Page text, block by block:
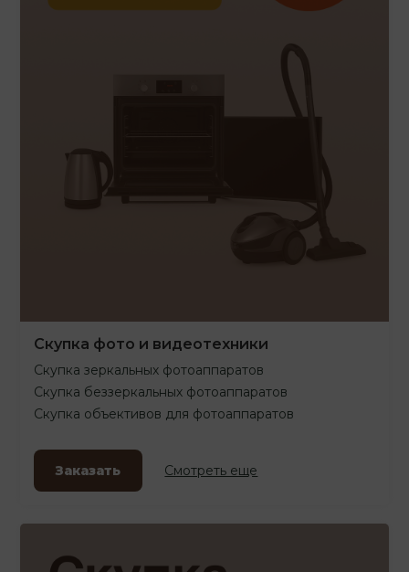
Скупка фото и видеотехники
Скупка зеркальных фотоаппаратов
Скупка беззеркальных фотоаппаратов
Скупка объективов для фотоаппаратов
Заказать Смотреть еще